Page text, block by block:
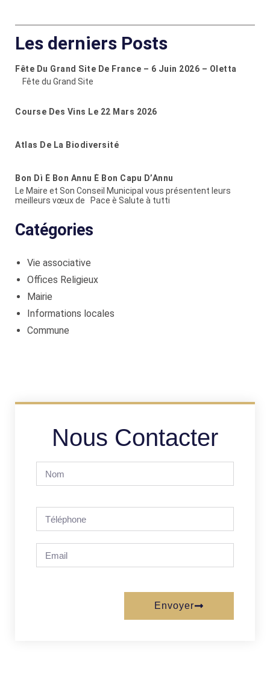
Les derniers Posts
Fête Du Grand Site De France – 6 Juin 2026 – Oletta
Fête du Grand Site
Course Des Vins Le 22 Mars 2026
Atlas De La Biodiversité
Bon Dì È Bon Annu È Bon Capu D’Annu
Le Maire et Son Conseil Municipal vous présentent leurs
meilleurs vœux de Pace è Salute à tutti
Catégories
Vie associative
Offices Religieux
Mairie
Informations locales
Commune
Nous Contacter
Envoyer